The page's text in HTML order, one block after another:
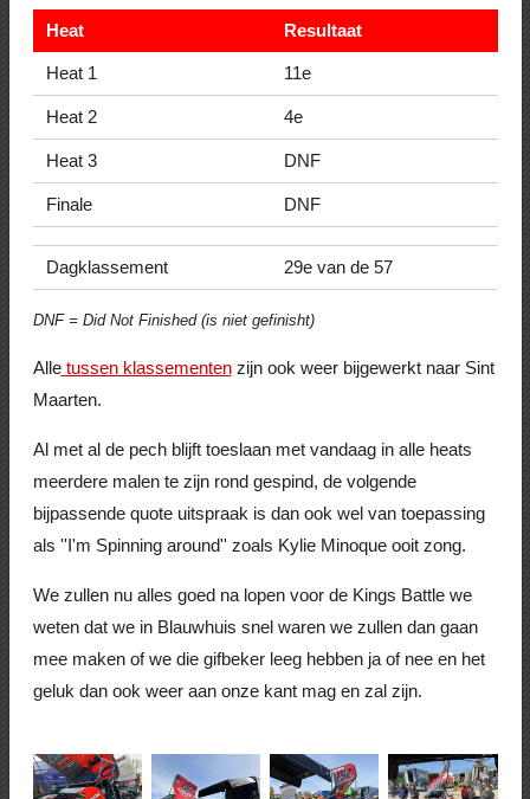
Heat Resultaat
Heat 1 11e
Heat 2 4e
Heat 3 DNF
Finale DNF
Dagklassement 29e van de 57
DNF = Did Not Finished (is niet gefinisht)
Alletussen klassementenzijn ook weer bijgewerkt naar Sint
Maarten.
Al met al de pech blijft toeslaan met vandaag in alle heats
meerdere malen te zijn rond gespind, de volgende
bijpassende quote uitspraak is dan ook wel van toepassing
als ''I'm Spinning around'' zoals Kylie Minoque ooit zong.
We zullen nu alles goed na lopen voor de Kings Battle we
weten dat we in Blauwhuis snel waren we zullen dan gaan
mee maken of we die gifbeker leeg hebben ja of nee en het
geluk dan ook weer aan onze kant mag en zal zijn.